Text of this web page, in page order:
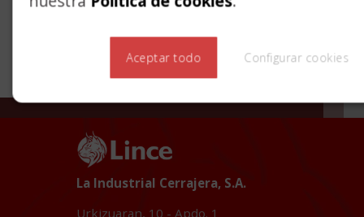
series se caracterizan por su alta gama, robustez
La Industrial Cerrajera, S.A.
Urkizuaran, 10 - Apdo. 1
Aceptar todo Configurar cookies